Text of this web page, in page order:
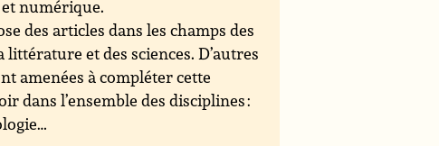
numérique.
des articles dans les champs des
et des sciences. D’autres
amenées à compléter cette
dans l’ensemble des disciplines :